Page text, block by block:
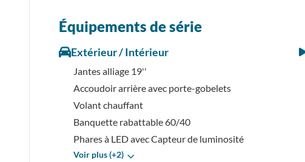
Équipements de série
Extérieur / Intérieur
Jantes alliage 19''
Accoudoir arrière avec porte-gobelets
Volant chauffant
Banquette rabattable 60/40
Phares à LED avec Capteur de luminosité
Voir plus (+2)